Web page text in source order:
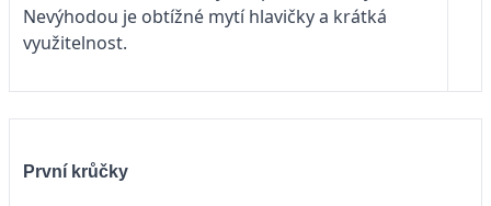
Nevýhodou je obtížné mytí hlavičky a krátká
využitelnost.
První krůčky